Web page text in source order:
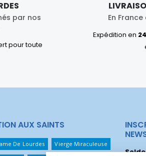
par nos
pour toute
En
Expédition en
AUX SAINTS
De Lourdes Vierge Miraculeuse